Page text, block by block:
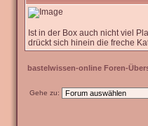
Ist in der Box auch nicht viel
drückt sich hinein die freche
bastelwissen-online Foren-
Gehe zu: